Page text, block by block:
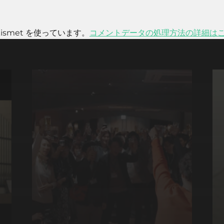
を使っています。 コメントデータの処理方法の詳細は